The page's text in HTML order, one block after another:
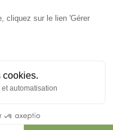
cliquez sur le lien 'Gérer
cookies.
automatisation
vous